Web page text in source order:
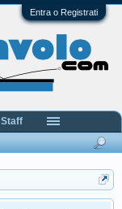
Entra o Registrati
Staff